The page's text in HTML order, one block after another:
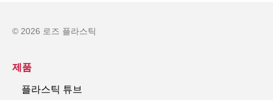
© 2026 로즈 플라스틱
제품
플라스틱 튜브